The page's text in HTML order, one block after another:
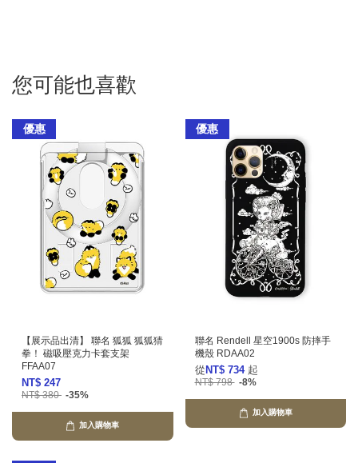
您可能也喜歡
優惠
【展示品出清】 聯名 狐狐 狐狐猜
拳！ 磁吸壓克力卡套支架
FFAA07
NT$ 247
NT$ 380 -35%
加入購物車
優惠
聯名 Rendell 星空1900s 防摔手
機殼 RDAA02
從 NT$ 734 起
NT$ 798 -8%
加入購物車